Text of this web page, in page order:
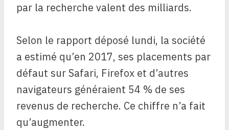
par la recherche valent des milliards.
Selon le rapport déposé lundi, la société
a estimé qu’en 2017, ses placements par
défaut sur Safari, Firefox et d’autres
navigateurs généraient 54 % de ses
revenus de recherche. Ce chiffre n’a fait
qu’augmenter.